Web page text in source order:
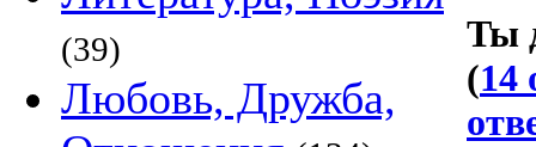
(39)
Любовь, Дружба,
Ты
(14